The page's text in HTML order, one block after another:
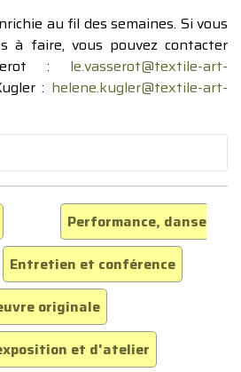
au fil des semaines. Si vous
à faire, vous pouvez contacter
: le.vasserot@textile-art-
: helene.kugler@textile-art-
Performance, danse
Entretien et conférence
originale
et d'atelier